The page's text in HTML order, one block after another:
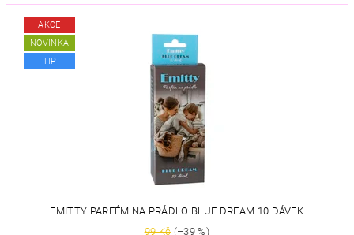
AKCE
NOVINKA
TIP
EMITTY PARFÉM NA PRÁDLO BLUE DREAM 10 DÁVEK
99 Kč(–39 %)